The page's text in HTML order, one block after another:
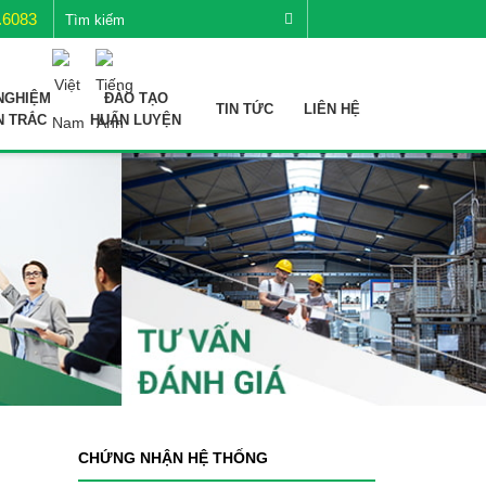
TRẮC
ĐÀO TẠO
HUẤN LUYỆN
TIN TỨC LIÊN HỆ
CHỨNG NHẬN HỆ THỐNG